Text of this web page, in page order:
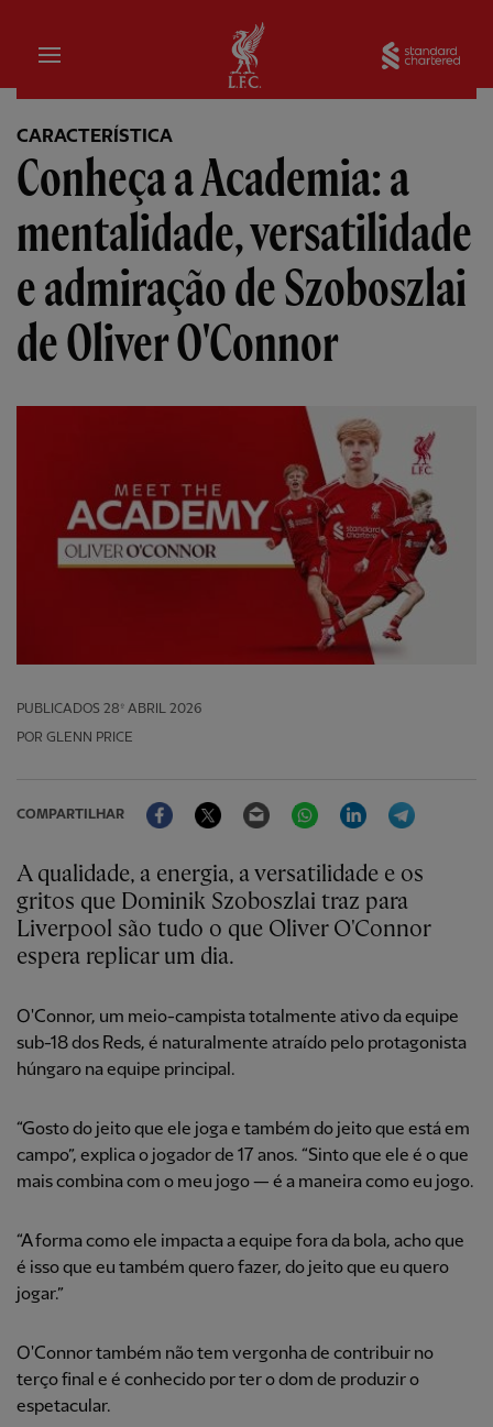
Inicial
CARACTERÍSTICA
Conheça a Academia: a
mentalidade, versatilidade
e admiração de Szoboszlai
de Oliver O'Connor
PUBLICADOS 28º ABRIL 2026
POR GLENN PRICE
COMPARTILHAR
FacebookTwitter Email WhatsAppLinkedIn
A qualidade, a energia, a versatilidade e os
gritos que Dominik Szoboszlai traz para
Liverpool são tudo o que Oliver O'Connor
espera replicar um dia.
O'Connor, um meio-campista totalmente ativo da equipe
sub-18 dos Reds, é naturalmente atraído pelo protagonista
húngaro na equipe principal.
“Gosto do jeito que ele joga e também do jeito que está em
campo”, explica o jogador de 17 anos. “Sinto que ele é o que
mais combina com o meu jogo — é a maneira como eu jogo.
“A forma como ele impacta a equipe fora da bola, acho que
é isso que eu também quero fazer, do jeito que eu quero
jogar.”
O'Connor também não tem vergonha de contribuir no
terço final e é conhecido por ter o dom de produzir o
espetacular.